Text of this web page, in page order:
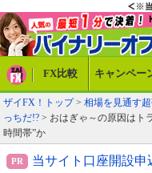
FX比較 キャンペー
ザイFX！トップ> 相場を見通す
っちだ!? > おはぎゃ～の原因はト
時間帯”か
当サイト口座開設